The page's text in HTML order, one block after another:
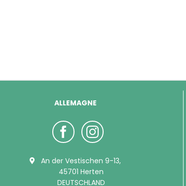
ALLEMAGNE
An der Vestischen 9-13,
45701 Herten
DEUTSCHLAND